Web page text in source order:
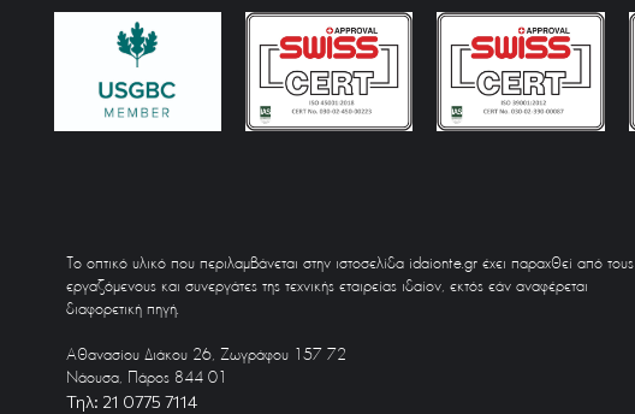
Το οπτικό υλικό που περιλαμβάνεται στην ιστοσελίδα idaionte.gr έχει παραχθεί από τους
εργαζόμενους και συνεργάτες της τεχνικής εταιρείας ιδαίον, εκτός εάν αναφέρεται
διαφορετική πηγή.
Αθανασίου Διάκου 26, Ζωγράφου 157 72
Νάουσα, Πάρος 844 01
Τηλ: 21 0775 7114